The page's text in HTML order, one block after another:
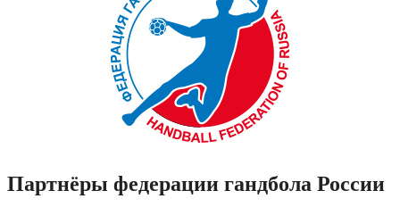
Партнёры федерации гандбола России